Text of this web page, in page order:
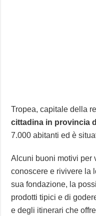
Tropea, capitale della
cittadina in provincia
7.000 abitanti ed è
Alcuni buoni motivi per
conoscere e rivivere la
sua fondazione, la
prodotti tipici e di
e degli itinerari che